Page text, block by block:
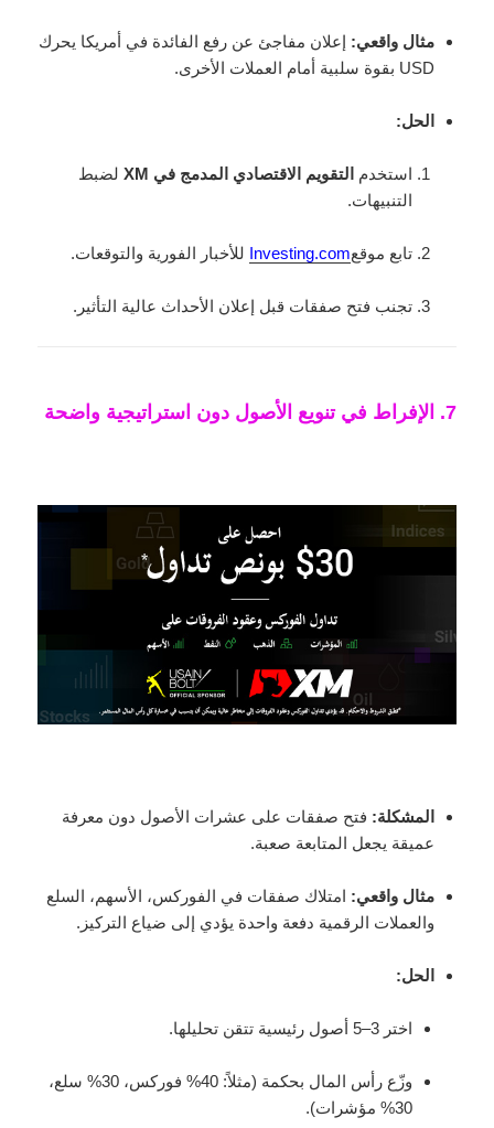
مثال واقعي: إعلان مفاجئ عن رفع الفائدة في أمريكا يحرك
USD بقوة سلبية أمام العملات الأخرى.
الحل:
استخدم التقويم الاقتصادي المدمج في XM
لضبط
التنبيهات.
تابع موقعInvesting.com للأخبار الفورية والتوقعات.
تجنب فتح صفقات قبل إعلان الأحداث عالية التأثير.
7. الإفراط في تنويع الأصول دون استراتيجية واضحة
المشكلة: فتح صفقات على عشرات الأصول دون معرفة
عميقة يجعل المتابعة صعبة.
مثال واقعي: امتلاك صفقات في الفوركس، الأسهم، السلع
والعملات الرقمية دفعة واحدة يؤدي إلى ضياع التركيز.
الحل:
اختر 3–5 أصول رئيسية تتقن تحليلها.
وزّع رأس المال بحكمة (مثلاً: 40% فوركس، 30% سلع،
30% مؤشرات).